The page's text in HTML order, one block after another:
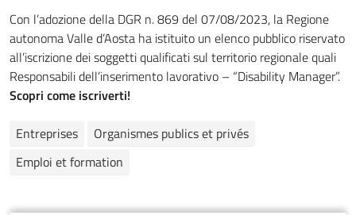
Con l’adozione della DGR n. 869 del 07/08/2023, la Regione
autonoma Valle d’Aosta ha istituito un elenco pubblico riservato
all’iscrizione dei soggetti qualificati sul territorio regionale quali
Responsabili dell’inserimento lavorativo – “Disability Manager”.
Scopri come iscriverti!
Entreprises
Organismes publics et privés
Emploi et formation